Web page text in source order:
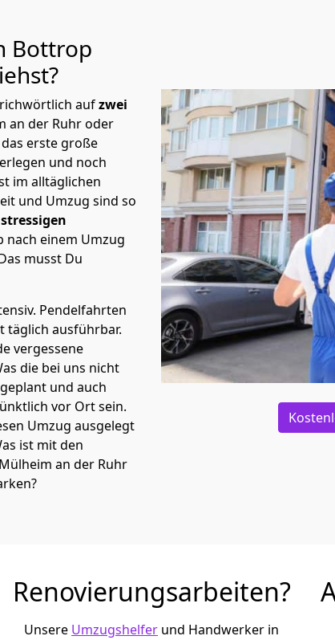
Bottrop
aufzwei
an der Ruhr oder
erste große
und noch
im alltäglichen
und Umzug sind so
stressigen
nach einem Umzug
musst Du
Pendelfahrten
täglich ausführbar.
vergessene
die bei uns nicht
und auch
vor Ort sein.
Umzug ausgelegt
ist mit den
an der Ruhr
Renovierungsarbeiten?
Unsere Umzugshelfer und Handwerker in